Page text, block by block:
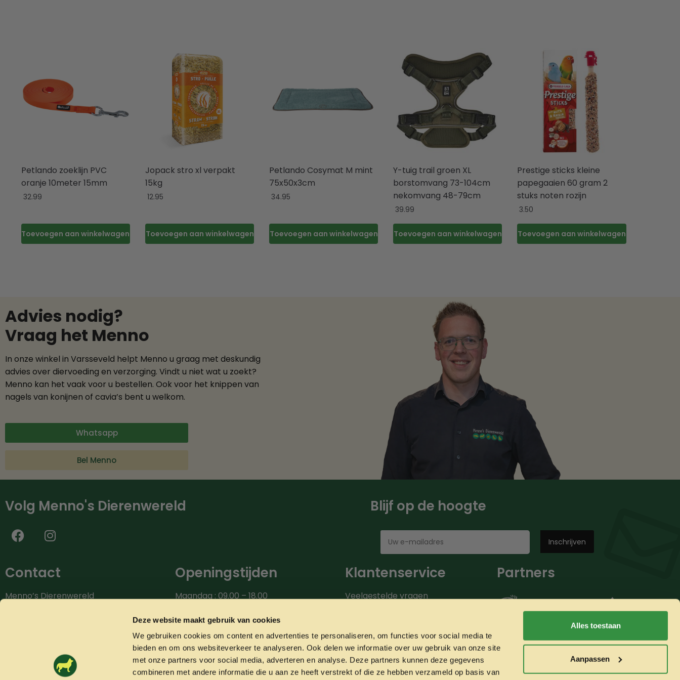
Deze website maakt gebruik van cookies
We gebruiken cookies om content en advertenties te personaliseren, om functies voor social media te
bieden en om ons websiteverkeer te analyseren. Ook delen we informatie over uw gebruik van onze site
met onze partners voor social media, adverteren en analyse. Deze partners kunnen deze gegevens
combineren met andere informatie die u aan ze heeft verstrekt of die ze hebben verzameld op basis van
Alles toestaan
Aanpassen
Petlando zoeklijn PVC
oranje 10meter 15mm
32.99
Toevoegen aan winkelwagen
Jopack stro xl verpakt
15kg
12.95
Toevoegen aan winkelwagen
Petlando Cosymat M mint
75x50x3cm
34.95
Toevoegen aan winkelwagen
Y-tuig trail groen XL
borstomvang 73-104cm
nekomvang 48-79cm
39.99
Toevoegen aan winkelwagen
Prestige sticks kleine
papegaaien 60 gram 2
stuks noten rozijn
3.50
Toevoegen aan winkelwagen
Advies nodig?
Vraag het Menno
In onze winkel in Varsseveld helpt Menno u graag met deskundig
advies over diervoeding en verzorging. Vindt u niet wat u zoekt?
Menno kan het vaak voor u bestellen. Ook voor het knippen van
nagels van konijnen of cavia’s bent u welkom.
Whatsapp
Bel Menno
Volg Menno's Dierenwereld Blijf op de hoogte
Contact
Menno’s Dierenwereld
info@mennosdierenwereld.nl
Openingstijden
Maandag : 09.00 – 18.00
Woensdag: 09.00 – 18.00
Donderdag: 09.00 – 18.00
Vrijdag: 09.00 – 20.00
Zaterdag: 09.00 – 17.00
Klantenservice
Veelgestelde vragen
Over ons
Onze partners
Contact
Partners